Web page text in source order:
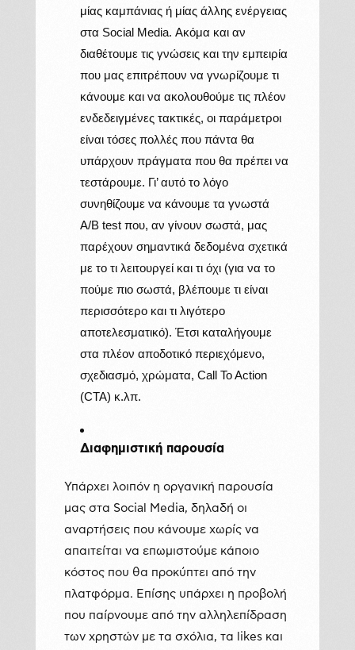
μίας καμπάνιας ή μίας άλλης ενέργειας
στα Social Media. Ακόμα και αν
διαθέτουμε τις γνώσεις και την εμπειρία
που μας επιτρέπουν να γνωρίζουμε τι
κάνουμε και να ακολουθούμε τις πλέον
ενδεδειγμένες τακτικές, οι παράμετροι
είναι τόσες πολλές που πάντα θα
υπάρχουν πράγματα που θα πρέπει να
τεστάρουμε. Γι’ αυτό το λόγο
συνηθίζουμε να κάνουμε τα γνωστά
A/B test που, αν γίνουν σωστά, μας
παρέχουν σημαντικά δεδομένα σχετικά
με το τι λειτουργεί και τι όχι (για να το
πούμε πιο σωστά, βλέπουμε τι είναι
περισσότερο και τι λιγότερο
αποτελεσματικό). Έτσι καταλήγουμε
στα πλέον αποδοτικό περιεχόμενο,
σχεδιασμό, χρώματα, Call To Action
(CTA) κ.λπ.
Διαφημιστική παρουσία
Υπάρχει λοιπόν η οργανική παρουσία
μας στα Social Media, δηλαδή οι
αναρτήσεις που κάνουμε χωρίς να
απαιτείται να επωμιστούμε κάποιο
κόστος που θα προκύπτει από την
πλατφόρμα. Επίσης υπάρχει η προβολή
που παίρνουμε από την αλληλεπίδραση
των χρηστών με τα σχόλια, τα likes και